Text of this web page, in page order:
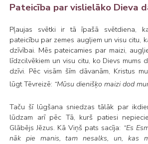
Pateicība par vislielāko Dieva
Pļaujas svētki ir tā īpašā svētdiena,
pateicību par zemes augļiem un visu citu,
dzīvībai. Mēs pateicamies par maizi,
līdzcilvēkiem un visu citu, ko Dievs mums
dzīvi. Pēc visām šīm dāvanām, Kristus
lūgt Tēvreizē: “Mūsu dienišķo maizi dod
Taču šī lūgšana sniedzas tālāk par
lūdzam arī pēc Tā, kurš patiesi
Glābējs Jēzus. Kā Viņš pats sacīja: “Es
nāk pie manis, tam nesalks, un, kas